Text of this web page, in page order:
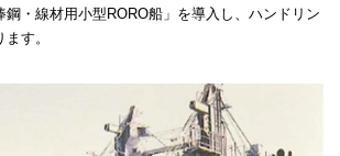
鋼・線材用小型RORO船」を導入し、ハンドリン
す。